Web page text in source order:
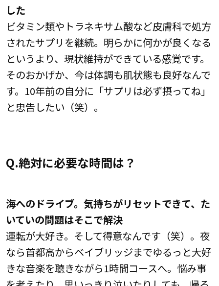
した
ビタミン類やトラネキサム酸など皮膚科で処方
されたサプリを継続。明らかに何かが良くなる
というより、現状維持ができている感覚です。
そのおかげか、今は体調も肌状態も良好なんで
す。10年前の自分に「サプリは必ず摂ってね」
と忠告したい（笑）。
Q.絶対に必要な時間は？
海へのドライブ。気持ちがリセットできて、た
いていの問題はそこで解決
運転が大好き。そして得意なんです（笑）。夜
なら首都高からベイブリッジまでゆるっと大好
きな音楽を聴きながら1時間コースへ。悩み事